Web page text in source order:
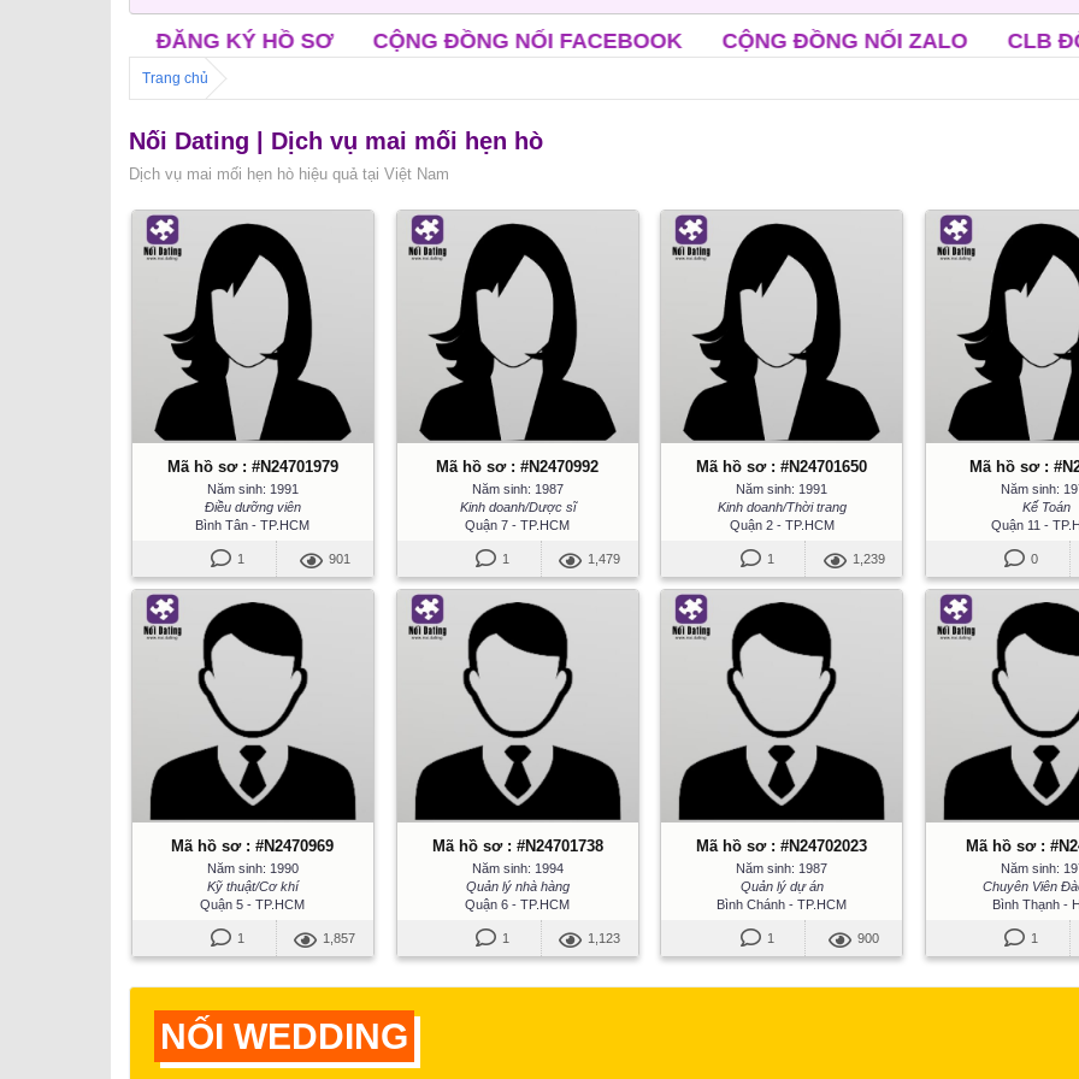
CỘNG ĐỒNG NỐI FACEBOOK CỘNG ĐỒNG NỐI ZALO CLB ĐỘC THÂN TRUNG
Trang chủ
Nối Dating | Dịch vụ mai mối hẹn hò
Dịch vụ mai mối hẹn hò hiệu quả tại Việt Nam
Mã hồ sơ : #N24701979
Năm sinh: 1991
Điều dưỡng viên
Bình Tân - TP.HCM
1 901
Mã hồ sơ : #N2470992
Năm sinh: 1987
Kinh doanh/Dược sĩ
Quận 7 - TP.HCM
1 1,479
Mã hồ sơ : #N24701650
Năm sinh: 1991
Kinh doanh/Thời trang
Quận 2 - TP.HCM
1 1,239
Mã hồ sơ :
Năm sinh:
Kế Toán
Quận 11 -
0
Mã hồ sơ : #N2470969
Năm sinh: 1990
Kỹ thuật/Cơ khí
Quận 5 - TP.HCM
1 1,857
Mã hồ sơ : #N24701738
Năm sinh: 1994
Quản lý nhà hàng
Quận 6 - TP.HCM
1 1,123
Mã hồ sơ : #N24702023
Năm sinh: 1987
Quản lý dự án
Bình Chánh - TP.HCM
1 900
Mã hồ sơ :
Năm sinh:
Chuyên Viên
Bình Thạnh -
1
NỐI WEDDING